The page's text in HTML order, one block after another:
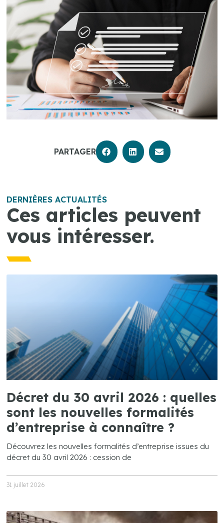
PARTAGER
DERNIÈRES ACTUALITÉS
Ces articles peuvent
vous intéresser.
Décret du 30 avril 2026 : quelles
sont les nouvelles formalités
d’entreprise à connaître ?
Découvrez les nouvelles formalités d’entreprise issues du
décret du 30 avril 2026 : cession de
31 juillet 2026